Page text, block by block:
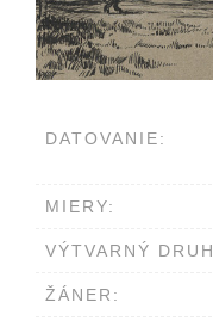
DATOVANIE:
MIERY:
VÝTVARNÝ
ŽÁNER: